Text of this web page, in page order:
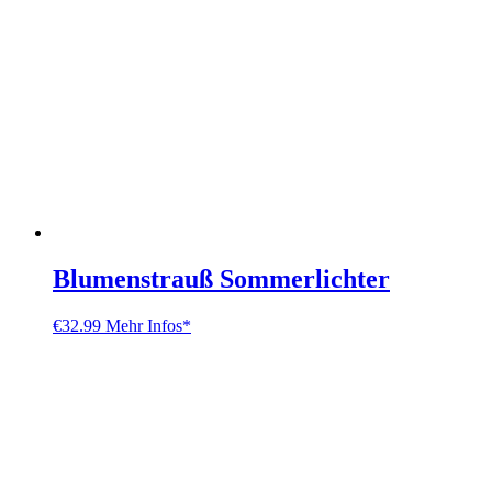
Blumenstrauß Sommerlichter
€32.99 Mehr Infos*